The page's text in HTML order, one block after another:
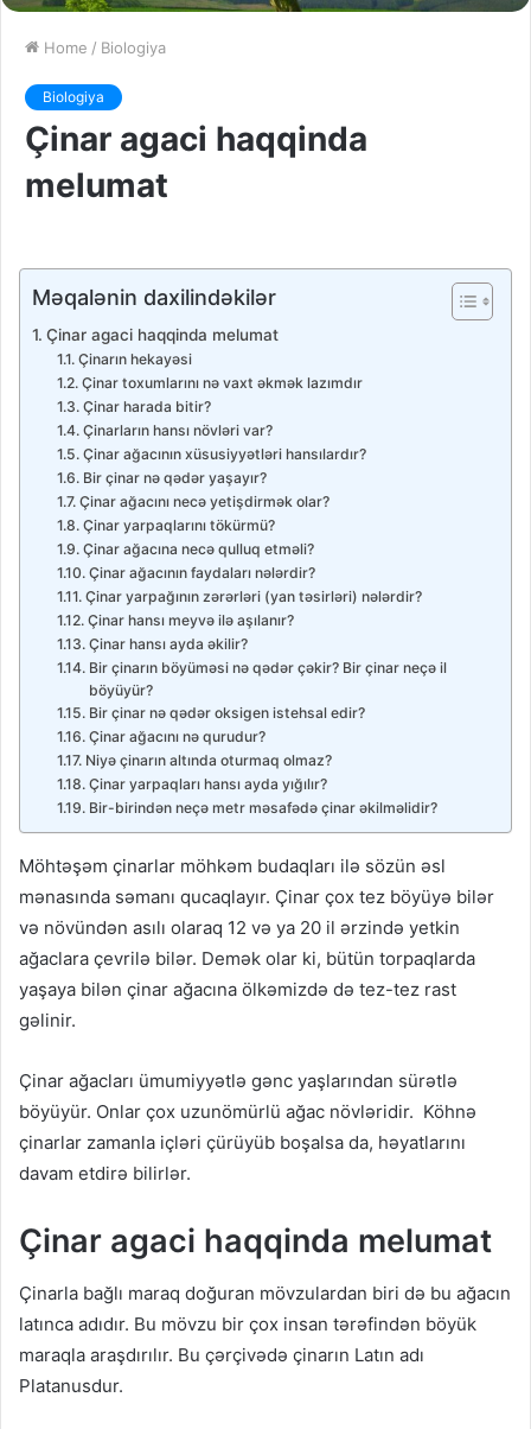
Home / Biologiya
Biologiya
Çinar agaci haqqinda
melumat
Məqalənin daxilindəkilər
Çinar agaci haqqinda melumat
Çinarın hekayəsi
Çinar toxumlarını nə vaxt əkmək lazımdır
Çinar harada bitir?
Çinarların hansı növləri var?
Çinar ağacının xüsusiyyətləri hansılardır?
Bir çinar nə qədər yaşayır?
Çinar ağacını necə yetişdirmək olar?
Çinar yarpaqlarını tökürmü?
Çinar ağacına necə qulluq etməli?
Çinar ağacının faydaları nələrdir?
Çinar yarpağının zərərləri (yan təsirləri) nələrdir?
Çinar hansı meyvə ilə aşılanır?
Çinar hansı ayda əkilir?
Bir çinarın böyüməsi nə qədər çəkir? Bir çinar neçə il
böyüyür?
Bir çinar nə qədər oksigen istehsal edir?
Çinar ağacını nə qurudur?
Niyə çinarın altında oturmaq olmaz?
Çinar yarpaqları hansı ayda yığılır?
Bir-birindən neçə metr məsafədə çinar əkilməlidir?
Möhtəşəm çinarlar möhkəm budaqları ilə sözün əsl
mənasında səmanı qucaqlayır. Çinar çox tez böyüyə bilər
və növündən asılı olaraq 12 və ya 20 il ərzində yetkin
ağaclara çevrilə bilər. Demək olar ki, bütün torpaqlarda
yaşaya bilən çinar ağacına ölkəmizdə də tez-tez rast
gəlinir.
Çinar ağacları ümumiyyətlə gənc yaşlarından sürətlə
böyüyür. Onlar çox uzunömürlü ağac növləridir. Köhnə
çinarlar zamanla içləri çürüyüb boşalsa da, həyatlarını
davam etdirə bilirlər.
Çinar agaci haqqinda melumat
Çinarla bağlı maraq doğuran mövzulardan biri də bu ağacın
latınca adıdır. Bu mövzu bir çox insan tərəfindən böyük
maraqla araşdırılır. Bu çərçivədə çinarın Latın adı
Platanusdur.